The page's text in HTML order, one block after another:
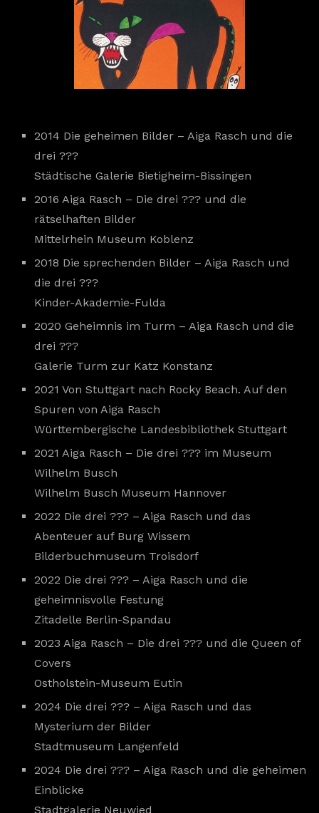
2014 Die geheimen Bilder – Aiga Rasch und die
drei ???
Städtische Galerie Bietigheim-Bissingen
2016 Aiga Rasch – Die drei ??? und die
rätselhaften Bilder
Mittelrhein Museum Koblenz
2018 Die sprechenden Bilder – Aiga Rasch und
die drei ???
Kinder-Akademie-Fulda
2020 Geheimnis im Turm – Aiga Rasch und die
drei ???
Galerie Turm zur Katz Konstanz
2021 Von Stuttgart nach Rocky Beach. Auf den
Spuren von Aiga Rasch
Württembergische Landesbibliothek Stuttgart
2021 Aiga Rasch – Die drei ??? im Museum
Wilhelm Busch
Wilhelm Busch Museum Hannover
2022 Die drei ??? – Aiga Rasch und das
Abenteuer auf Burg Wissem
Bilderbuchmuseum Troisdorf
2022 Die drei ??? – Aiga Rasch und die
geheimnisvolle Festung
Zitadelle Berlin-Spandau
2023 Aiga Rasch – Die drei ??? und die Queen of
Covers
Ostholstein-Museum Eutin
2024 Die drei ??? – Aiga Rasch und das
Mysterium der Bilder
Stadtmuseum Langenfeld
2024 Die drei ??? – Aiga Rasch und die geheimen
Einblicke
Stadtgalerie Neuwied